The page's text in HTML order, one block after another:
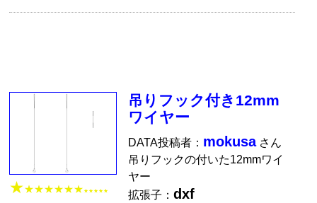
★★★★★★★ ★★★★★
吊りフック付き12mm
ワイヤー
DATA投稿者： mokusaさん
吊りフックの付いた12mmワイ
ヤー
拡張子：dxf